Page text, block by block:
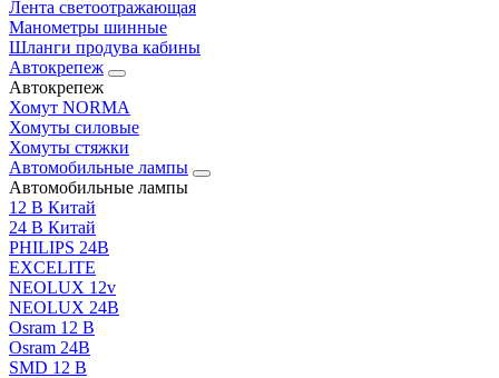
Лента светоотражающая
Манометры шинные
Шланги продува кабины
Автокрепеж
Автокрепеж
Хомут NORMA
Хомуты силовые
Хомуты стяжки
Автомобильные лампы
Автомобильные лампы
12 В Китай
24 В Китай
PHILIPS 24В
EXCELITE
NEOLUX 12v
NEOLUX 24В
Osram 12 В
Osram 24В
SMD 12 В